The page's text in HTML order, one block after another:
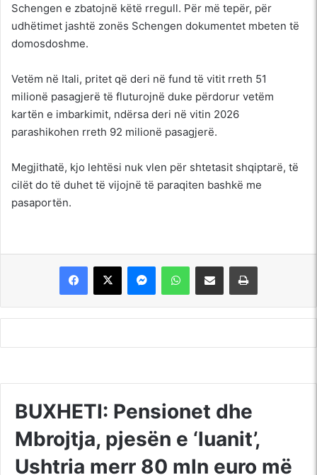
Schengen e zbatojnë këtë rregull. Për më tepër, për
udhëtimet jashtë zonës Schengen dokumentet mbeten të
domosdoshme.
Vetëm në Itali, pritet që deri në fund të vitit rreth 51
milionë pasagjerë të fluturojnë duke përdorur vetëm
kartën e imbarkimit, ndërsa deri në vitin 2026
parashikohen rreth 92 milionë pasagjerë.
Megjithatë, kjo lehtësi nuk vlen për shtetasit shqiptarë, të
cilët do të duhet të vijojnë të paraqiten bashkë me
pasaportën.